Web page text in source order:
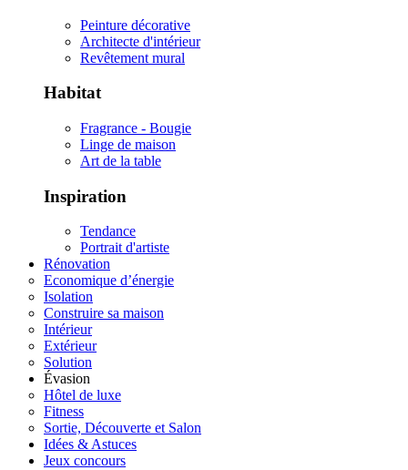
Peinture décorative
Architecte d'intérieur
Revêtement mural
Habitat
Fragrance - Bougie
Linge de maison
Art de la table
Inspiration
Tendance
Portrait d'artiste
Rénovation
Economique d’énergie
Isolation
Construire sa maison
Intérieur
Extérieur
Solution
Évasion
Hôtel de luxe
Fitness
Sortie, Découverte et Salon
Idées & Astuces
Jeux concours